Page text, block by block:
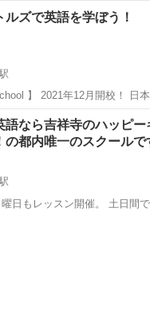
ルズで英語を学ぼう！
】 2021年12月開校！ 日
ッスン 楽しく英語力を向上
楽を楽み、英語を上達させる
祥寺駅 英会話 カナダ人
語なら吉祥寺のハッピー
の都内唯一のスクールで
開催。 土日間で振替自由なの